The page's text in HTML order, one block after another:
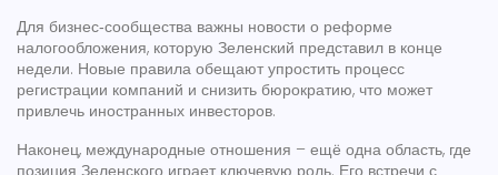
Для бизнес‑сообщества важны новости о реформе
налогообложения, которую Зеленский представил в конце
недели. Новые правила обещают упростить процесс
регистрации компаний и снизить бюрократию, что может
привлечь иностранных инвесторов.
Наконец, международные отношения – ещё одна область, где
позиция Зеленского играет ключевую роль. Его встречи с